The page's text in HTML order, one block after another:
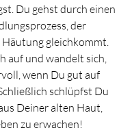
Du gehst durch einen
der
gleichkommt.
auf und wandelt sich,
wenn Du gut auf
schlüpfst Du
Deiner alten Haut,
zu erwachen!